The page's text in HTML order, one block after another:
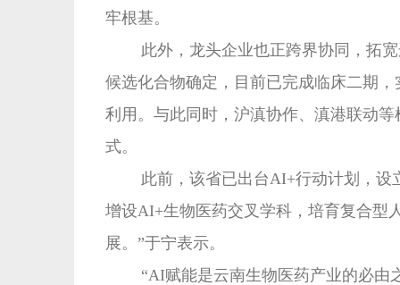
牢根基。
此外，龙头企业也正跨界协同，拓
候选化合物确定，目前已完成临床二期
利用。与此同时，沪滇协作、滇港联动
式。
此前，该省已出台AI+行动计划，
增设AI+生物医药交叉学科，培育复合型
展。”于宁表示。
“AI赋能是云南生物医药产业的必由